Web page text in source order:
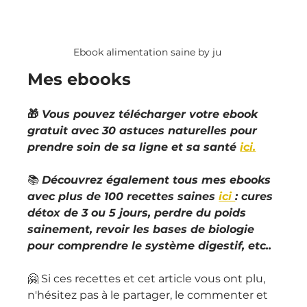
Ebook alimentation saine by ju
Mes ebooks
🎁 Vous pouvez télécharger votre ebook
gratuit avec 30 astuces naturelles pour
prendre soin de sa ligne et sa santé ici.
📚 Découvrez également tous mes ebooks
avec plus de 100 recettes saines ici : cures
détox de 3 ou 5 jours, perdre du poids
sainement, revoir les bases de biologie
pour comprendre le système digestif, etc..
🤗 Si ces recettes et cet article vous ont plu,
n'hésitez pas à le partager, le commenter et